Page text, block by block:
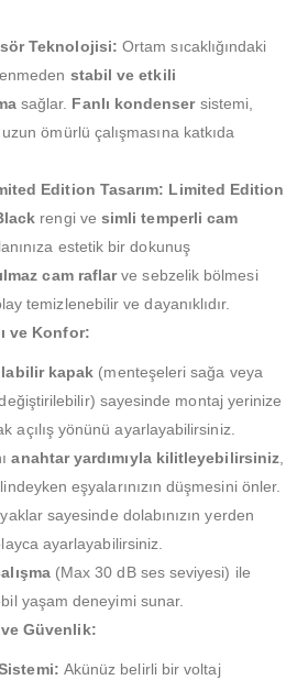
Teknolojisi: Ortam sıcaklığındaki
stabil ve etkili
sağlar. Fanlı kondensersistemi,
ömürlü çalışmasına katkıda
Edition Tasarım: Limited Edition
rengi ve simli temperli cam
estetik bir dokunuş
cam raflarve sebzelik bölmesi
temizlenebilir ve dayanıklıdır.
ve Konfor:
kapak (menteşeleri sağa veya
sayesinde montaj yerinize
açılış yönünü ayarlayabilirsiniz.
anahtar yardımıyla kilitleyebilirsiniz,
eşyalarınızın düşmesini önler.
sayesinde dolabınızın yerden
ayarlayabilirsiniz.
(Max 30 dB ses seviyesi) ile
yaşam deneyimi sunar.
Güvenlik:
Akünüz belirli bir voltaj